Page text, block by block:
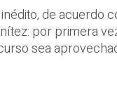
de acuerdo
por primera
sea